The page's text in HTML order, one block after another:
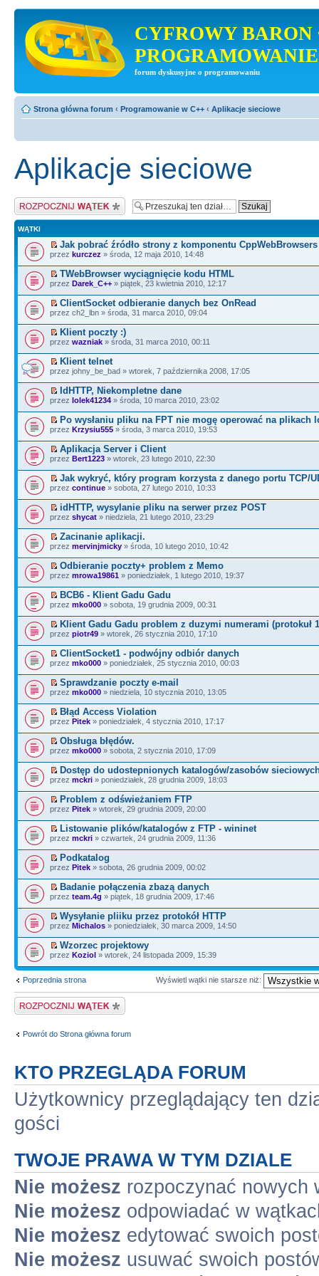
CYFROWY BARON
PROGRAMOWANIE
forum dyskusyjne o programowaniu
Strona główna forum ‹ Programowanie w C++ ‹ Aplikacje sieciowe
Aplikacje sieciowe
Napisz wątek
WĄTKI
Jak pobrać źródło strony z komponentu CppWebBrowsers
przez kurczez » środa, 12 maja 2010, 14:48
TWebBrowser wyciągnięcie kodu HTML
przez Darek_C++ » piątek, 23 kwietnia 2010, 12:17
ClientSocket odbieranie danych bez OnRead
przez ch2_lbn » środa, 31 marca 2010, 09:04
Klient poczty :)
przez wazniak » środa, 31 marca 2010, 00:11
Klient telnet
przez johny_be_bad » wtorek, 7 października 2008, 17:05
IdHTTP, Niekompletne dane
przez lolek41234 » środa, 10 marca 2010, 23:02
Po wysłaniu pliku na FPT nie mogę operować na plikach
przez Krzysiu555 » środa, 3 marca 2010, 19:53
Aplikacja Server i Client
przez Bert1223 » wtorek, 23 lutego 2010, 22:30
Jak wykryć, który program korzysta z danego portu TCP/
przez continue » sobota, 27 lutego 2010, 10:33
idHTTP, wysylanie pliku na serwer przez POST
przez shycat » niedziela, 21 lutego 2010, 23:29
Zacinanie aplikacji.
przez mervinjmicky » środa, 10 lutego 2010, 10:42
Odbieranie poczty+ problem z Memo
przez mrowa19861 » poniedziałek, 1 lutego 2010, 19:37
BCB6 - Klient Gadu Gadu
przez mko000 » sobota, 19 grudnia 2009, 00:31
Klient Gadu Gadu problem z duzymi numerami (protokuł
przez piotr49 » wtorek, 26 stycznia 2010, 17:10
ClientSocket1 - podwójny odbiór danych
przez mko000 » poniedziałek, 25 stycznia 2010, 00:03
Sprawdzanie poczty e-mail
przez mko000 » niedziela, 10 stycznia 2010, 13:05
Błąd Access Violation
przez Pitek » poniedziałek, 4 stycznia 2010, 17:17
Obsługa błędów.
przez mko000 » sobota, 2 stycznia 2010, 17:09
Dostęp do udostepnionych katalogów/zasobów
przez mckri » poniedziałek, 28 grudnia 2009, 18:03
Problem z odświeżaniem FTP
przez Pitek » wtorek, 29 grudnia 2009, 20:00
Listowanie plików/katalogów z FTP - wininet
przez mckri » czwartek, 24 grudnia 2009, 11:36
Podkatalog
przez Pitek » sobota, 26 grudnia 2009, 00:02
Badanie połączenia zbazą danych
przez team.4g » piątek, 18 grudnia 2009, 17:46
Wysyłanie pliiku przez protokół HTTP
przez Michalos » poniedziałek, 30 marca 2009, 14:50
Wzorzec projektowy
przez Koziol » wtorek, 24 listopada 2009, 15:39
Poprzednia strona Wyświetl wątki nie starsze niż:
Napisz wątek
Powrót do Strona główna forum
KTO PRZEGLĄDA FORUM
Użytkownicy przeglądający ten
gości
TWOJE PRAWA W TYM DZIALE
Nie możesz rozpoczynać nowych
Nie możesz odpowiadać w
Nie możesz edytować swoich
Nie możesz usuwać swoich